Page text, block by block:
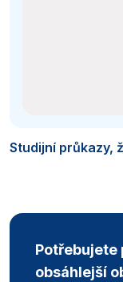
Studijní průkazy,
obsáhlejší